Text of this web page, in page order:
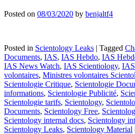
Posted on 08/03/2020 by benjaltf4
Posted in Scientology Leaks | Tagged
Documents, IAS, IAS Hebdo, IAS
IAS News Watch, IAS Scientiology,
volontaires, Ministres volontaires
Scientologie Critique, Scientologie
informations, Scientologie Publicité,
Scientologie tarifs, Scientology,
Documents, Scientology Free,
Scientology internal docs, Scientology
Scientology Leaks, Scientology Material